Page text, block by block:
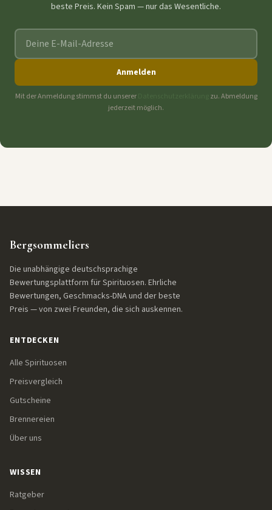
beste Preis. Kein Spam — nur das Wesentliche.
E-Mail-Adresse
Anmelden
Mit der Anmeldung stimmst du unserer
zu. Abmeldung
jederzeit möglich.
Bergsommeliers
Die unabhängige deutschsprachige
Bewertungsplattform für Spirituosen. Ehrliche
Bewertungen, Geschmacks-DNA und der beste
Preis — von zwei Freunden, die sich auskennen.
ENTDECKEN
Alle Spirituosen
Preisvergleich
Gutscheine
Brennereien
Über uns
WISSEN
Ratgeber